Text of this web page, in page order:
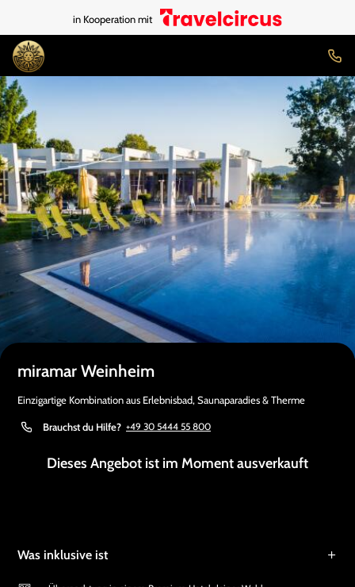
in Kooperation mit
miramar Weinheim
Einzigartige Kombination aus Erlebnisbad, Saunaparadies & Therme
Brauchst du Hilfe? +49 30 5444 55 800
Dieses Angebot ist im Moment ausverkauft
Was inklusive ist